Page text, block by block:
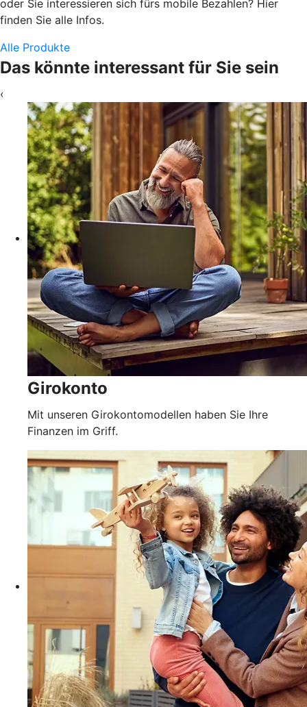
oder Sie interessieren sich fürs mobile Bezahlen? Hier
finden Sie alle Infos.
Alle Produkte
Das könnte interessant für Sie sein
‹
Girokonto
Mit unseren Girokontomodellen haben Sie Ihre
Finanzen im Griff.